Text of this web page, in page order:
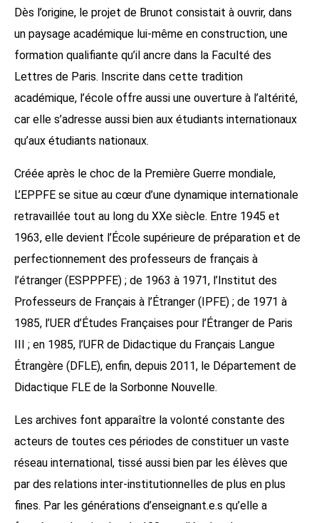
Dès l’origine, le projet de Brunot consistait à ouvrir, dans
un paysage académique lui-même en construction, une
formation qualifiante qu’il ancre dans la Faculté des
Lettres de Paris. Inscrite dans cette tradition
académique, l’école offre aussi une ouverture à l’altérité,
car elle s’adresse aussi bien aux étudiants internationaux
qu’aux étudiants nationaux.
Créée après le choc de la Première Guerre mondiale,
L’EPPFE se situe au cœur d’une dynamique internationale
retravaillée tout au long du XXe siècle. Entre 1945 et
1963, elle devient l’École supérieure de préparation et de
perfectionnement des professeurs de français à
l’étranger (ESPPPFE) ; de 1963 à 1971, l’Institut des
Professeurs de Français à l’Étranger (IPFE) ; de 1971 à
1985, l’UER d’Études Françaises pour l’Étranger de Paris
III ; en 1985, l’UFR de Didactique du Français Langue
Étrangère (DFLE), enfin, depuis 2011, le Département de
Didactique FLE de la Sorbonne Nouvelle.
Les archives font apparaître la volonté constante des
acteurs de toutes ces périodes de constituer un vaste
réseau international, tissé aussi bien par les élèves que
par des relations inter-institutionnelles de plus en plus
fines. Par les générations d’enseignant.e.s qu’elle a